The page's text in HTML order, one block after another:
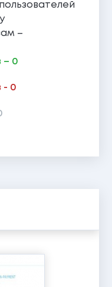
–
– 0
- 0